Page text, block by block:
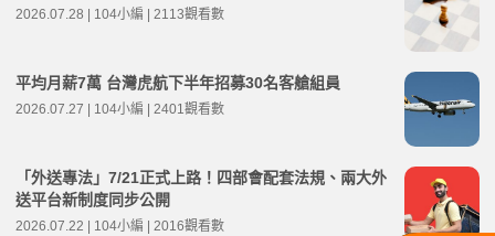
2026.07.28 | 104小編 | 2113觀看數
平均月薪7萬 台灣虎航下半年招募30名客艙組員
2026.07.27 | 104小編 | 2401觀看數
「外送專法」7/21正式上路！四部會配套法規、兩大外
送平台新制度同步公開
2026.07.22 | 104小編 | 2016觀看數